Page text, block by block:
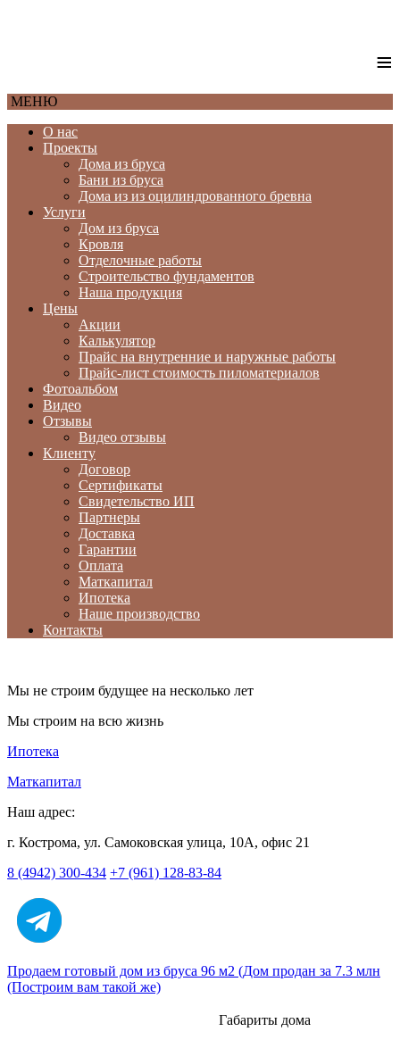
≡
МЕНЮ
О нас
Проекты
Дома из бруса
Бани из бруса
Дома из из оцилиндрованного бревна
Услуги
Дом из бруса
Кровля
Отделочные работы
Строительство фундаментов
Наша продукция
Цены
Акции
Калькулятор
Прайс на внутренние и наружные работы
Прайс-лист стоимость пиломатериалов
Фотоальбом
Видео
Отзывы
Видео отзывы
Клиенту
Договор
Сертификаты
Свидетельство ИП
Партнеры
Доставка
Гарантии
Оплата
Маткапитал
Ипотека
Наше производство
Контакты
Мы не строим будущее на несколько лет
Мы строим на всю жизнь
Ипотека
Маткапитал
Наш адрес:
г. Кострома, ул. Самоковская улица, 10А, офис 21
8 (4942) 300-434 +7 (961) 128-83-84
Продаем готовый дом из бруса 96 м2 (Дом продан за 7.3 млн
(Построим вам такой же)
Габариты дома